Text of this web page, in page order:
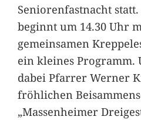
Seniorenfastnacht
beginnt um 14.30 Uhr
gemeinsamen
ein kleines
dabei Pfarrer Werner
fröhlichen
„Massenheimer